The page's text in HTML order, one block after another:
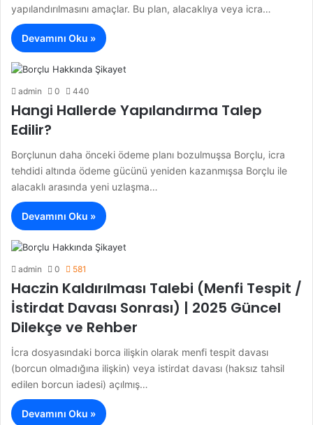
yapılandırılmasını amaçlar. Bu plan, alacaklıya veya icra…
Devamını Oku »
admin 0 440
Hangi Hallerde Yapılandırma Talep
Edilir?
Borçlunun daha önceki ödeme planı bozulmuşsa Borçlu, icra
tehdidi altında ödeme gücünü yeniden kazanmışsa Borçlu ile
alacaklı arasında yeni uzlaşma…
Devamını Oku »
admin 0 581
Haczin Kaldırılması Talebi (Menfi Tespit /
İstirdat Davası Sonrası) | 2025 Güncel
Dilekçe ve Rehber
İcra dosyasındaki borca ilişkin olarak menfi tespit davası
(borcun olmadığına ilişkin) veya istirdat davası (haksız tahsil
edilen borcun iadesi) açılmış…
Devamını Oku »